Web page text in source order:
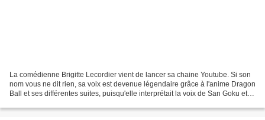
La comédienne Brigitte Lecordier vient de lancer sa chaine Youtube. Si son
nom vous ne dit rien, sa voix est devenue légendaire grâce à l'anime Dragon
Ball et ses différentes suites, puisqu'elle interprétait la voix de San Goku et